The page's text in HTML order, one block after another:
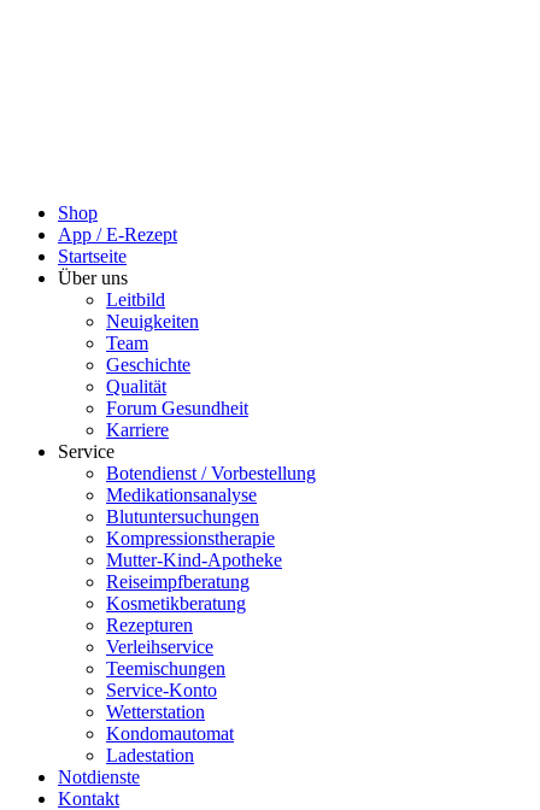
Shop
App / E-Rezept
Startseite
Über uns
Leitbild
Neuigkeiten
Team
Geschichte
Qualität
Forum Gesundheit
Karriere
Service
Botendienst / Vorbestellung
Medikationsanalyse
Blutuntersuchungen
Kompressionstherapie
Mutter-Kind-Apotheke
Reiseimpfberatung
Kosmetikberatung
Rezepturen
Verleihservice
Teemischungen
Service-Konto
Wetterstation
Kondomautomat
Ladestation
Notdienste
Kontakt